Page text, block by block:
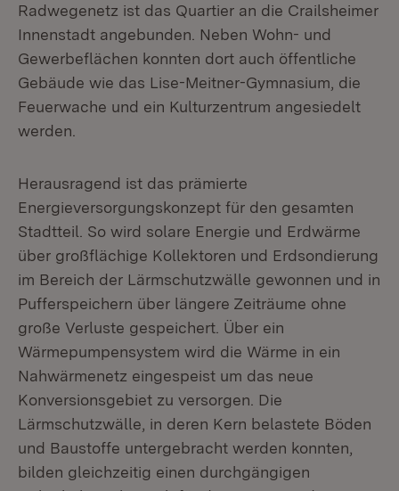
Radwegenetz ist das Quartier an die Crailsheimer
Innenstadt angebunden. Neben Wohn- und
Gewerbeflächen konnten dort auch öffentliche
Gebäude wie das Lise-Meitner-Gymnasium, die
Feuerwache und ein Kulturzentrum angesiedelt
werden.
Herausragend ist das prämierte
Energieversorgungskonzept für den gesamten
Stadtteil. So wird solare Energie und Erdwärme
über großflächige Kollektoren und Erdsondierung
im Bereich der Lärmschutzwälle gewonnen und in
Pufferspeichern über längere Zeiträume ohne
große Verluste gespeichert. Über ein
Wärmepumpensystem wird die Wärme in ein
Nahwärmenetz eingespeist um das neue
Konversionsgebiet zu versorgen. Die
Lärmschutzwälle, in deren Kern belastete Böden
und Baustoffe untergebracht werden konnten,
bilden gleichzeitig einen durchgängigen